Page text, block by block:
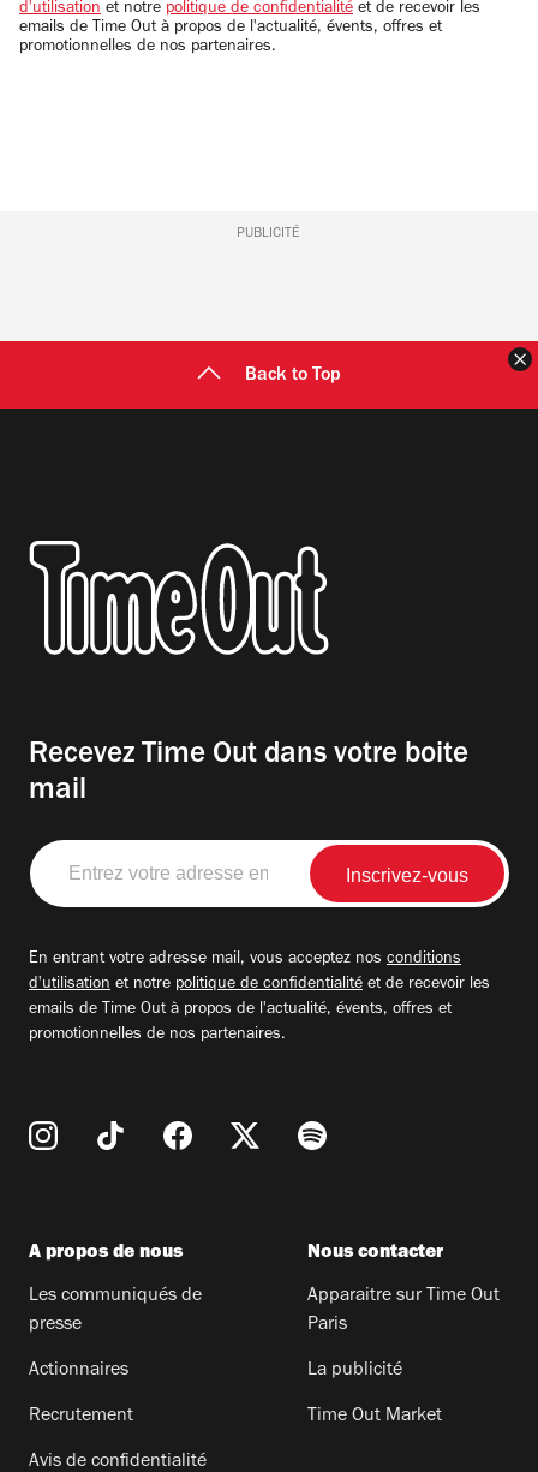
d'utilisation et notre politique de confidentialité et de recevoir les
emails de Time Out à propos de l'actualité, évents, offres et
promotionnelles de nos partenaires.
PUBLICITÉ
Back to Top
Recevez Time Out dans votre boite
mail
Entrez
votre
adresse
En entrant votre adresse mail, vous acceptez nos conditions
d'utilisation et notre politique de confidentialité et de recevoir les
emails de Time Out à propos de l'actualité, évents, offres et
promotionnelles de nos partenaires.
A propos de nous
Les communiqués de
presse
Actionnaires
Recrutement
Avis de confidentialité
Nous contacter
Apparaitre sur Time Out
Paris
La publicité
Time Out Market